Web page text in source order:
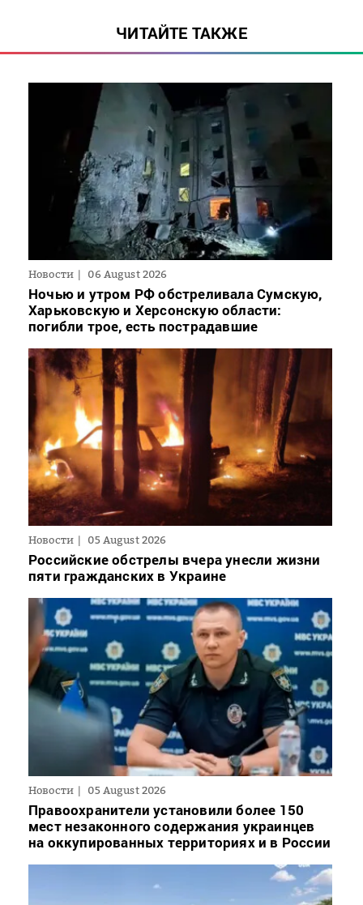
ЧИТАЙТЕ ТАКЖЕ
Новости 06 August 2026
Ночью и утром РФ обстреливала Сумскую,
Харьковскую и Херсонскую области:
погибли трое, есть пострадавшие
Новости 05 August 2026
Российские обстрелы вчера унесли жизни
пяти гражданских в Украине
Новости 05 August 2026
Правоохранители установили более 150
мест незаконного содержания украинцев
на оккупированных территориях и в России